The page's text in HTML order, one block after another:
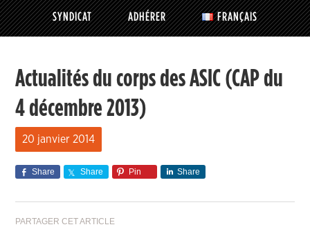
SYNDICAT ADHÉRER FRANÇAIS
Actualités du corps des ASIC (CAP du
4 décembre 2013)
20 janvier 2014
Share Share Pin Share
PARTAGER CET ARTICLE